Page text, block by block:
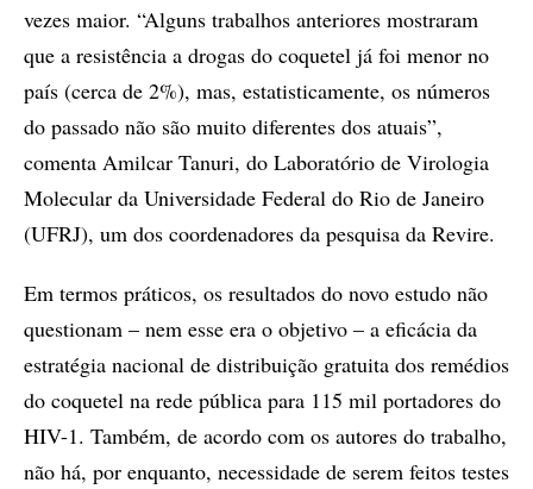
vezes maior. “Alguns trabalhos anteriores mostraram
que a resistência a drogas do coquetel já foi menor no
país (cerca de 2%), mas, estatisticamente, os números
do passado não são muito diferentes dos atuais”,
comenta Amilcar Tanuri, do Laboratório de Virologia
Molecular da Universidade Federal do Rio de Janeiro
(UFRJ), um dos coordenadores da pesquisa da Revire.
Em termos práticos, os resultados do novo estudo não
questionam – nem esse era o objetivo – a eficácia da
estratégia nacional de distribuição gratuita dos remédios
do coquetel na rede pública para 115 mil portadores do
HIV-1. Também, de acordo com os autores do trabalho,
não há, por enquanto, necessidade de serem feitos testes